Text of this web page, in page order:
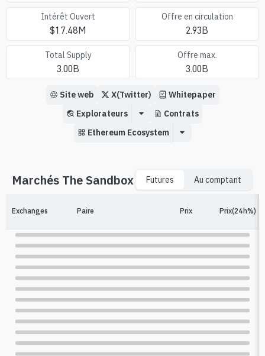
Intérêt Ouvert
$17.48M
Offre en circulation
2.93B
Total Supply
3.00B
Offre max.
3.00B
Site web X(Twitter)
Whitepaper
Explorateurs
Contrats
Ethereum Ecosystem
Marchés The Sandbox Futures Au comptant
Exchanges Paire Prix Prix(24h%)